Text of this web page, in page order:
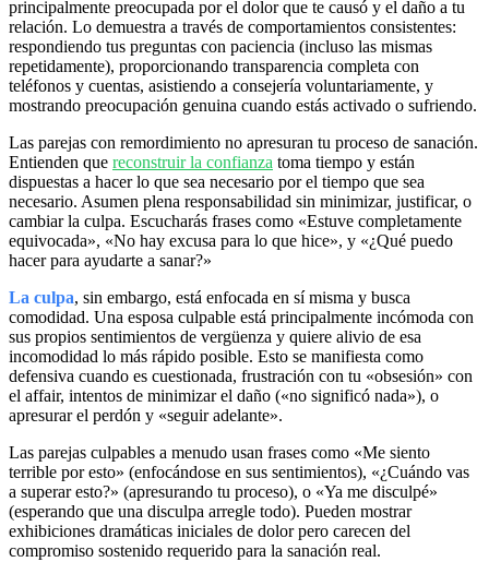
principalmente preocupada por el dolor que te causó y el daño a tu
relación. Lo demuestra a través de comportamientos consistentes:
respondiendo tus preguntas con paciencia (incluso las mismas
repetidamente), proporcionando transparencia completa con
teléfonos y cuentas, asistiendo a consejería voluntariamente, y
mostrando preocupación genuina cuando estás activado o sufriendo.
Las parejas con remordimiento no apresuran tu proceso de sanación.
Entienden que reconstruir la confianza toma tiempo y están
dispuestas a hacer lo que sea necesario por el tiempo que sea
necesario. Asumen plena responsabilidad sin minimizar, justificar, o
cambiar la culpa. Escucharás frases como «Estuve completamente
equivocada», «No hay excusa para lo que hice», y «¿Qué puedo
hacer para ayudarte a sanar?»
La culpa, sin embargo, está enfocada en sí misma y busca
comodidad. Una esposa culpable está principalmente incómoda con
sus propios sentimientos de vergüenza y quiere alivio de esa
incomodidad lo más rápido posible. Esto se manifiesta como
defensiva cuando es cuestionada, frustración con tu «obsesión» con
el affair, intentos de minimizar el daño («no significó nada»), o
apresurar el perdón y «seguir adelante».
Las parejas culpables a menudo usan frases como «Me siento
terrible por esto» (enfocándose en sus sentimientos), «¿Cuándo vas
a superar esto?» (apresurando tu proceso), o «Ya me disculpé»
(esperando que una disculpa arregle todo). Pueden mostrar
exhibiciones dramáticas iniciales de dolor pero carecen del
compromiso sostenido requerido para la sanación real.